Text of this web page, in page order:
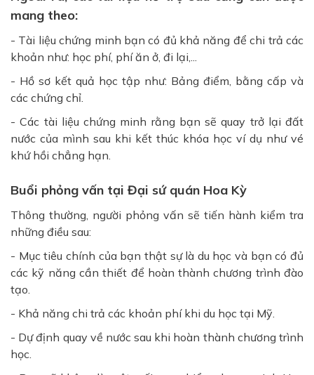
mang theo:
- Tài liệu chứng minh bạn có đủ khả năng để chi trả các
khoản như: học phí, phí ăn ở, đi lại,...
- Hồ sơ kết quả học tập như: Bảng điểm, bằng cấp và
các chứng chỉ.
- Các tài liệu chứng minh rằng bạn sẽ quay trở lại đất
nước của mình sau khi kết thúc khóa học ví dụ như vé
khứ hồi chẳng hạn.
Buổi phỏng vấn tại Đại sứ quán Hoa Kỳ
Thông thường, người phỏng vấn sẽ tiến hành kiểm tra
những điều sau:
- Mục tiêu chính của bạn thật sự là du học và bạn có đủ
các kỹ năng cần thiết để hoàn thành chương trình đào
tạo.
- Khả năng chi trả các khoản phí khi du học tại Mỹ.
- Dự định quay về nước sau khi hoàn thành chương trình
học.